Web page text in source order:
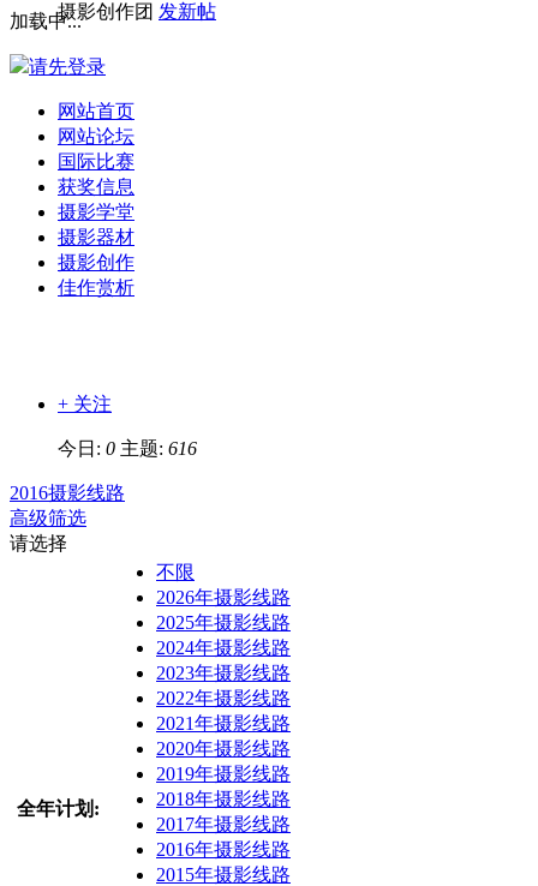
加载中...
请先登录
网站首页
网站论坛
国际比赛
获奖信息
摄影学堂
摄影器材
摄影创作
佳作赏析
摄影创作团 发新帖
+ 关注
今日: 0 主题: 616
2016摄影线路
高级筛选
请选择
全年计划:
不限
2026年摄影线路
2025年摄影线路
2024年摄影线路
2023年摄影线路
2022年摄影线路
2021年摄影线路
2020年摄影线路
2019年摄影线路
2018年摄影线路
2017年摄影线路
2016年摄影线路
2015年摄影线路